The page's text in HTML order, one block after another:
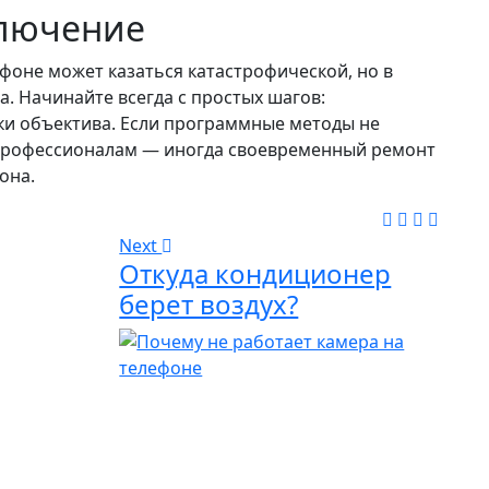
может казаться катастрофической, но в
Начинайте всегда с простых шагов:
объектива. Если программные методы не
— иногда своевременный ремонт
Next
Откуда кондиционер
берет воздух?